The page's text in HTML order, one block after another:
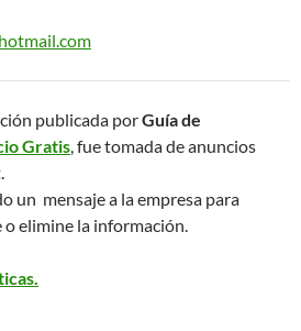
publicada porGuía de
Gratis, fue tomada de anuncios
un mensaje a la empresa para
elimine la información.